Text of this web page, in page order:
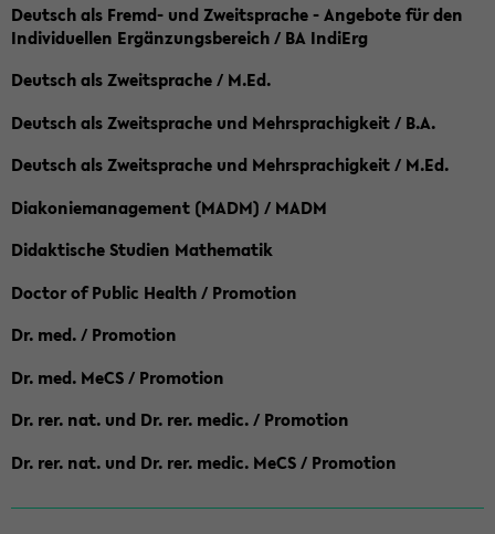
Deutsch als Fremd- und Zweitsprache - Angebote für den
Individuellen Ergänzungsbereich / BA IndiErg
Deutsch als Zweitsprache / M.Ed.
Deutsch als Zweitsprache und Mehrsprachigkeit / B.A.
Deutsch als Zweitsprache und Mehrsprachigkeit / M.Ed.
Diakoniemanagement (MADM) / MADM
Didaktische Studien Mathematik
Doctor of Public Health / Promotion
Dr. med. / Promotion
Dr. med. MeCS / Promotion
Dr. rer. nat. und Dr. rer. medic. / Promotion
Dr. rer. nat. und Dr. rer. medic. MeCS / Promotion